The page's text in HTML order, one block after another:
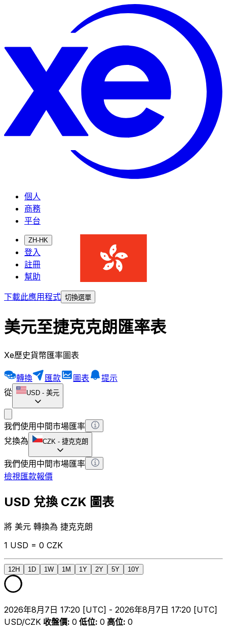
個人
商務
平台
ZH-HK
登入
註冊
幫助
下載此應用程式 切換選單
美元至捷克克朗匯率表
Xe歷史貨幣匯率圖表
轉換 匯款 圖表
提示
從
USD - 美元
我們使用中間市場匯率
兌換為
CZK - 捷克克朗
我們使用中間市場匯率
檢視匯款報價
USD 兌換 CZK 圖表
將 美元 轉換為 捷克克朗
1 USD = 0 CZK
12H 1D 1W 1M 1Y 2Y 5Y 10Y
2026年8月7日 17:20 [UTC] - 2026年8月7日 17:20 [UTC]
USD/CZK 收盤價: 0 低位: 0 高位: 0